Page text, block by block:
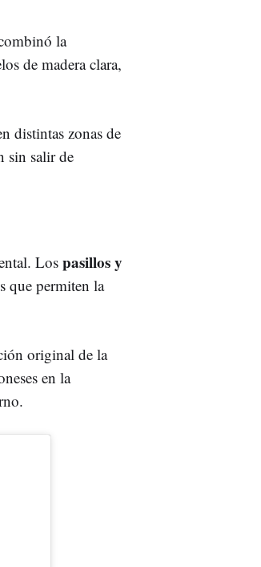
la
de madera clara,
distintas zonas de
sin salir de
Los pasillos y
que permiten la
original de la
en la